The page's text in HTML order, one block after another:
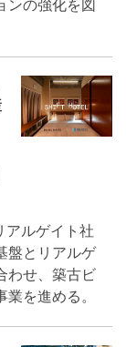
ンの強化を図
アルゲイト社
盤とリアルゲ
わせ、築古ビ
を進める。